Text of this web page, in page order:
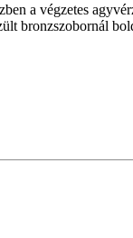
a végzetes
bronzszobornál